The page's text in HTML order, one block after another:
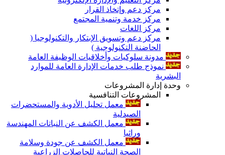
مركز دعم وإتخاذ القرار
مركز خدمة وتنمية المجتمع
مركز اللغات
مركز دعم وتسويق الإبتكار والتكنولوجيا (
الحاضنة التكنولوجية )
مدونة سلوكيات وأخلاقيات الوظيفة العامة
نموذج طلب خدمات الإدارة العامة للموارد
البشرية
وحدة إدارة المشروعات
المشروعات التنافسية
معمل تحليل الأدوية والمستحضرات
الصيدلية
معمل الكشف عن النباتات المهندسة
وراثيا
معمل الكشف عن جودة وسلامة
الصحة النباتية للحاصلات الزراعية